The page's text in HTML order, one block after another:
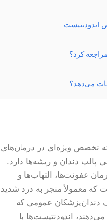
تخصص ویژه‌ای در درمان‌های
پالپ دندان و ریشه‌ها دارد.
عفونت‌ها، التهاب‌ها و
معمولاً منجر به درد شدید
عمومی که
اندودنتیست‌ها با